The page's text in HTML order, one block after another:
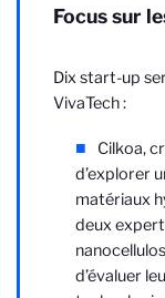
Focus sur
Dix start-up
VivaTech :
Cilkoa,
d’explorer
matériaux
deux
d’évaluer